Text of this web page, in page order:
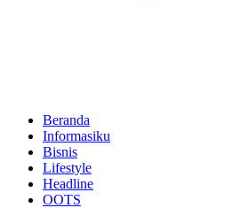
Beranda
Informasiku
Bisnis
Lifestyle
Headline
OOTS